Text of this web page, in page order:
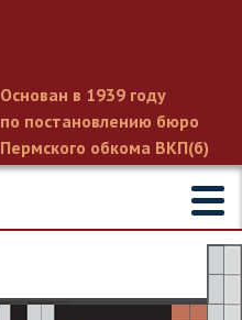
Основан в 1939 году
по постановлению бюро
Пермского обкома ВКП(б)